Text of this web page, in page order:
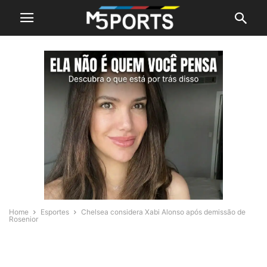
Home Esportes
Chelsea considera Xabi Alonso após demissão de
Rosenior